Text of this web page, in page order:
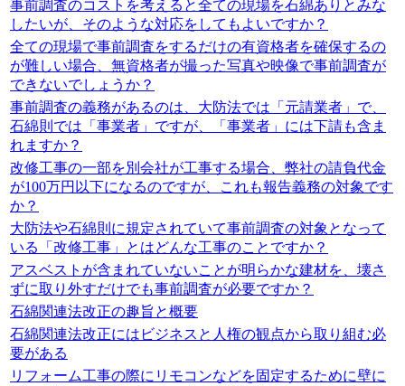
事前調査のコストを考えると全ての現場を石綿ありとみな
したいが、そのような対応をしてもよいですか？
全ての現場で事前調査をするだけの有資格者を確保するの
が難しい場合、無資格者が撮った写真や映像で事前調査が
できないでしょうか？
事前調査の義務があるのは、大防法では「元請業者」で、
石綿則では「事業者」ですが、「事業者」には下請も含ま
れますか？
改修工事の一部を別会社が工事する場合、弊社の請負代金
が100万円以下になるのですが、これも報告義務の対象です
か？
大防法や石綿則に規定されていて事前調査の対象となって
いる「改修工事」とはどんな工事のことですか？
アスベストが含まれていないことが明らかな建材を、壊さ
ずに取り外すだけでも事前調査が必要ですか？
石綿関連法改正の趣旨と概要
石綿関連法改正にはビジネスと人権の観点から取り組む必
要がある
リフォーム工事の際にリモコンなどを固定するために壁に